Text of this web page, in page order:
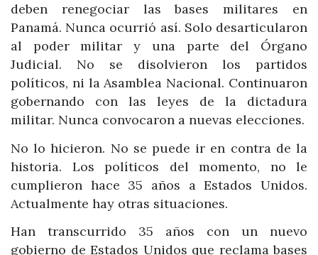
deben renegociar las bases militares en
Panamá. Nunca ocurrió así. Solo desarticularon
al poder militar y una parte del Órgano
Judicial. No se disolvieron los partidos
políticos, ni la Asamblea Nacional. Continuaron
gobernando con las leyes de la dictadura
militar. Nunca convocaron a nuevas elecciones.
No lo hicieron. No se puede ir en contra de la
historia. Los políticos del momento, no le
cumplieron hace 35 años a Estados Unidos.
Actualmente hay otras situaciones.
Han transcurrido 35 años con un nuevo
gobierno de Estados Unidos que reclama bases